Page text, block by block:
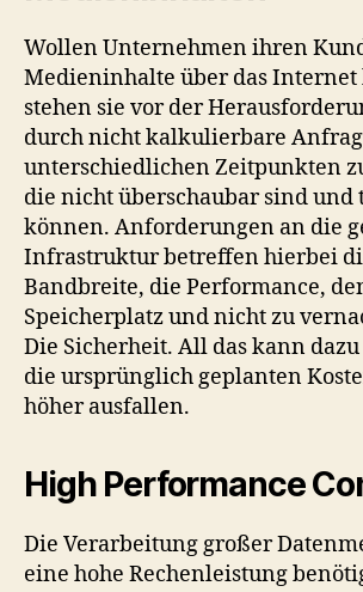
Wollen Unternehmen ihren
Medieninhalte über das
stehen sie vor der
durch nicht kalkulierbare
unterschiedlichen Zeitpunkten
die nicht überschaubar sind und
können. Anforderungen an die
Infrastruktur betreffen hierbei
Bandbreite, die Performance,
Speicherplatz und nicht zu
Die Sicherheit. All das kann
die ursprünglich geplanten
höher ausfallen.
High Performance
Die Verarbeitung großer
eine hohe Rechenleistung